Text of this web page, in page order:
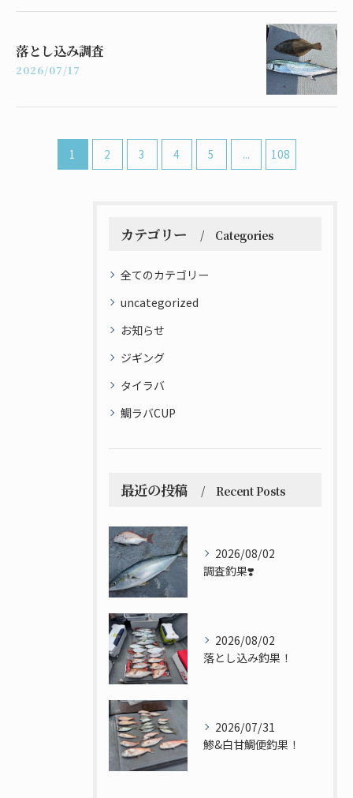
落とし込み調査
2026/07/17
1 2 3 4 5 ... 108
カテゴリー Categories
全てのカテゴリー
uncategorized
お知らせ
ジギング
タイラバ
鯛ラバCUP
最近の投稿 Recent Posts
2026/08/02
調査釣果❣️
2026/08/02
落とし込み釣果！
2026/07/31
鯵&白甘鯛便釣果！